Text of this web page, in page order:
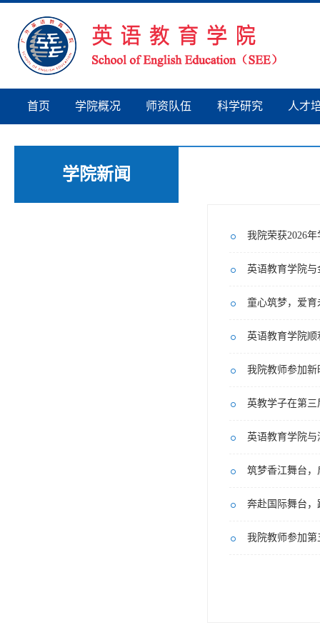
首页 学院概况 师资队伍 科学研究 人才
学院新闻
我院荣获2026
英语教育学院
童心筑梦，爱
英语教育学院顺
我院教师参加
英教学子在第三
英语教育学院
筑梦香江舞台
我院教师参加